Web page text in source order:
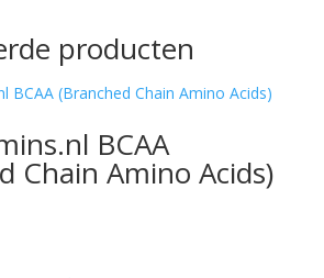
producten
BCAA
Chain Amino Acids)